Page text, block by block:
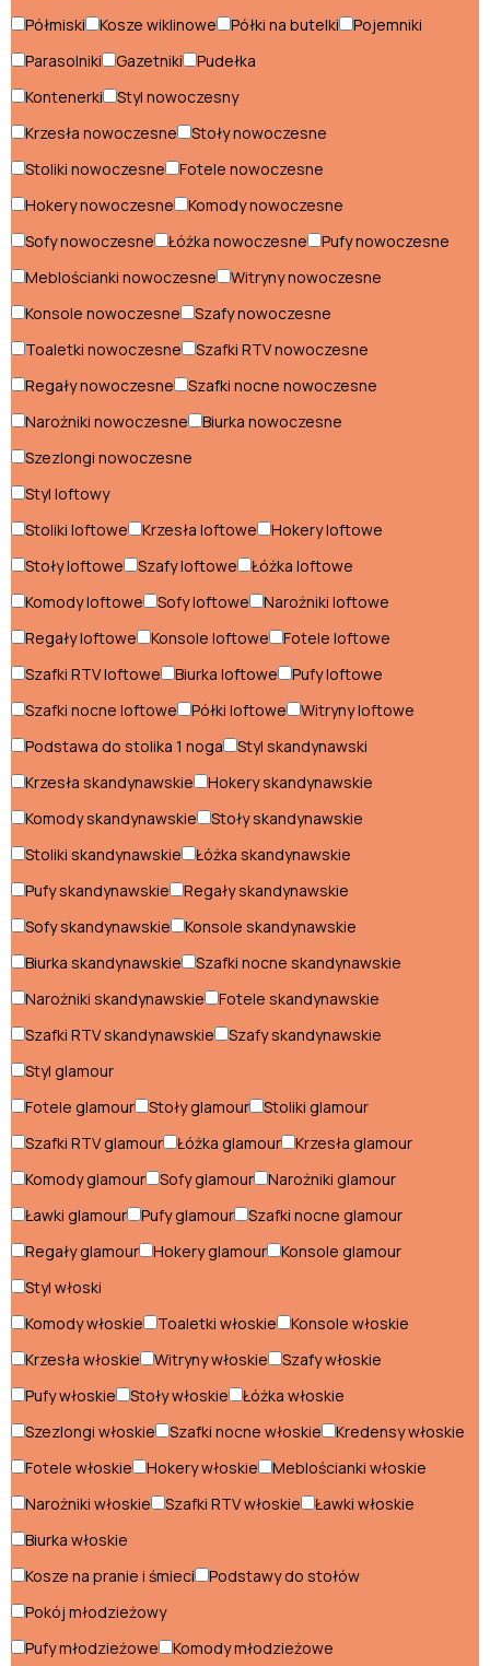
Biurka loftowe
Fotele loftowe
Hokery loftowe
Komody loftowe
Krzesła loftowe
Łóżka loftowe
Narożniki loftowe
Półki loftowe
Regały loftowe
Sofy loftowe
Stoliki loftowe
Stoły loftowe
Szafki nocne loftowe
Szafki RTV loftowe
Szafy loftowe
Witryny loftowe
Styl nowoczesny
Biurka nowoczesne
Hokery nowoczesne
Komody nowoczesne
Konsole nowoczesne
Krzesła nowoczesne
Meblościanki nowoczesne
Narożniki nowoczesne
Pufy nowoczesne
Sofy nowoczesne
Stoliki nowoczesne
Stoły nowoczesne
Szafki nocne nowoczesne
Szafy nowoczesne
Szezlongi nowoczesne
Toaletki nowoczesne
Półmiski
Kosze wiklinowe Półki na butelki
Pojemniki
Parasolniki
Gazetniki
Pudełka
Kontenerki
Styl nowoczesny
Krzesła nowoczesne
Stoły nowoczesne
Stoliki nowoczesne
Fotele nowoczesne
Hokery nowoczesne
Komody nowoczesne
Sofy nowoczesne
Łóżka nowoczesne
Pufy nowoczesne
Meblościanki nowoczesne
Witryny nowoczesne
Konsole nowoczesne
Szafy nowoczesne
Toaletki nowoczesne
Szafki RTV nowoczesne
Regały nowoczesne
Szafki nocne nowoczesne
Narożniki nowoczesne
Biurka nowoczesne
Szezlongi nowoczesne
Styl loftowy
Stoliki loftowe
Krzesła loftowe
Hokery loftowe
Stoły loftowe
Szafy loftowe
Łóżka loftowe
Komody loftowe
Sofy loftowe
Narożniki loftowe
Regały loftowe
Konsole loftowe
Fotele loftowe
Szafki RTV loftowe
Biurka loftowe
Pufy loftowe
Szafki nocne loftowe
Półki loftowe
Witryny loftowe
Podstawa do stolika 1 noga
Styl skandynawski
Krzesła skandynawskie
Hokery skandynawskie
Komody skandynawskie
Stoły skandynawskie
Stoliki skandynawskie
Łóżka skandynawskie
Pufy skandynawskie
Regały skandynawskie
Sofy skandynawskie
Konsole skandynawskie
Biurka skandynawskie
Szafki nocne skandynawskie
Narożniki skandynawskie
Fotele skandynawskie
Szafki RTV skandynawskie
Szafy skandynawskie
Styl glamour
Fotele glamour
Stoły glamour
Stoliki glamour
Szafki RTV glamour
Łóżka glamour
Krzesła glamour
Komody glamour
Sofy glamour
Narożniki glamour
Ławki glamour
Pufy glamour
Szafki nocne glamour
Regały glamour
Hokery glamour
Konsole glamour
Styl włoski
Komody włoskie
Toaletki włoskie
Konsole włoskie
Krzesła włoskie
Witryny włoskie
Szafy włoskie
Pufy włoskie
Stoły włoskie
Łóżka włoskie
Szezlongi włoskie
Szafki nocne włoskie
Kredensy włoskie
Fotele włoskie
Hokery włoskie
Meblościanki włoskie
Narożniki włoskie
Szafki RTV włoskie
Ławki włoskie
Biurka włoskie
Kosze na pranie i śmieci
Podstawy do stołów
Pokój młodzieżowy
Pufy młodzieżowe
Komody młodzieżowe